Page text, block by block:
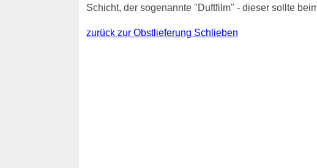
Schicht, der sogenannte "Duftfilm" - dieser sollte
zurück zur Obstlieferung Schlieben